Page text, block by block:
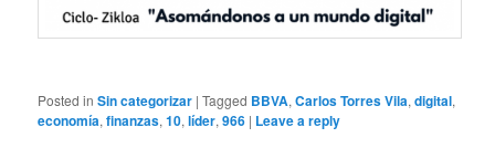
Posted in Sin categorizar |Tagged BBVA,Carlos Torres Vila,digital,
economía,finanzas,10,líder,966 | Leave a reply